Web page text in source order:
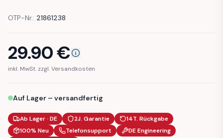
OTP-Nr.: 21861238
29.90€
inkl. MwSt. zzgl. Versandkosten
Auf Lager – versandfertig
Ab Lager · DE 2J. Garantie
14T. Rückgabe
100% Neu
Telefonsupport
DE Engineering